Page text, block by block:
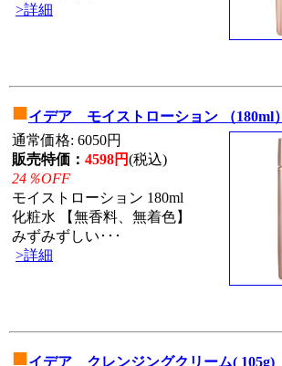
>詳細
■イデア モイストローション （180ml）
通常価格: 6050円
販売特価： 4598円(税込)
24％OFF
モイストローション 180ml
化粧水 【無香料、無着色】
みずみずしい･･･
>詳細
■イデア クレンジングクリーム( 105g)